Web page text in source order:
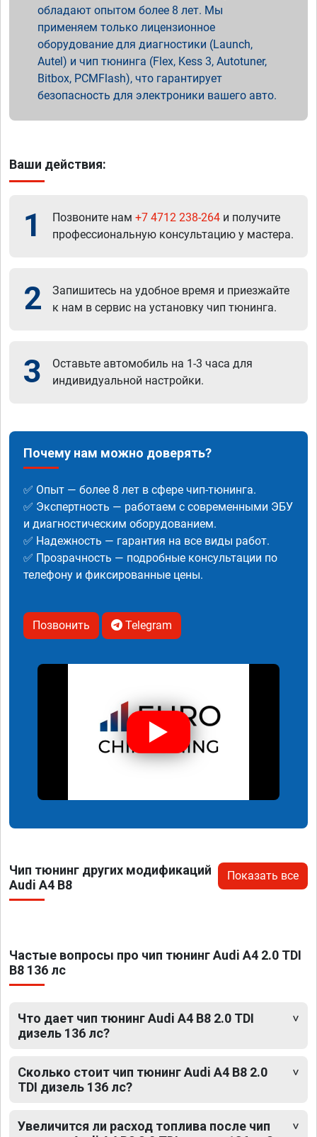
обладают опытом более 8 лет. Мы
применяем только лицензионное
оборудование для диагностики (Launch,
Autel) и чип тюнинга (Flex, Kess 3, Autotuner,
Bitbox, PCMFlash), что гарантирует
безопасность для электроники вашего авто.
Ваши действия:
1 Позвоните нам +7 4712 238-264 и получите
профессиональную консультацию у мастера.
2
Запишитесь на удобное время и приезжайте
к нам в сервис на установку чип тюнинга.
3
Оставьте автомобиль на 1-3 часа для
индивидуальной настройки.
Почему нам можно доверять?
✅ Опыт — более 8 лет в сфере чип-тюнинга.
✅ Экспертность — работаем с современными ЭБУ
и диагностическим оборудованием.
✅ Надежность — гарантия на все виды работ.
✅ Прозрачность — подробные консультации по
телефону и фиксированные цены.
Позвонить Telegram
Чип тюнинг других модификаций
Audi A4 B8
Показать все
Частые вопросы про чип тюнинг Audi A4 2.0 TDI
B8 136 лс
Что дает чип тюнинг Audi A4 B8 2.0 TDI
дизель 136 лс?
Сколько стоит чип тюнинг Audi A4 B8 2.0
TDI дизель 136 лс?
Увеличится ли расход топлива после чип